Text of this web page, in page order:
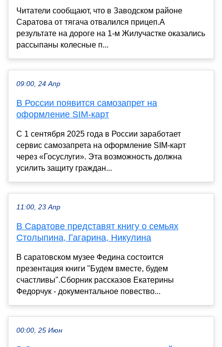
Читатели сообщают, что в Заводском районе
Саратова от тягача отвалился прицеп.А
результате на дороге на 1-м Жилучастке оказались
рассыпаны колесные п...
09:00, 24 Апр
В России появится самозапрет на
оформление SIM-карт
С 1 сентября 2025 года в России заработает
сервис самозапрета на оформление SIM-карт
через «Госуслуги». Эта возможность должна
усилить защиту граждан...
11:00, 23 Апр
В Саратове представят книгу о семьях
Столыпина, Гагарина, Никулина
В саратовском музее Федина состоится
презентация книги "Будем вместе, будем
счастливы".Сборник рассказов Екатерины
Федорчук - документальное повество...
00:00, 25 Июн